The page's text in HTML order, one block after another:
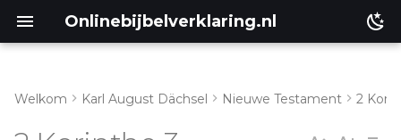
Onlinebijbelverklaring.nl
Welkom Karl August Dächsel Nieuwe Testament 2